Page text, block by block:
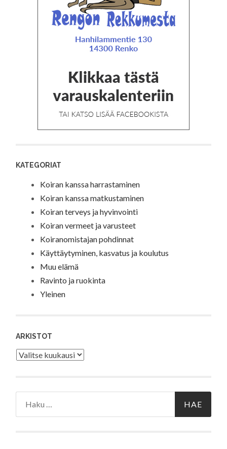
KATEGORIAT
Koiran kanssa harrastaminen
Koiran kanssa matkustaminen
Koiran terveys ja hyvinvointi
Koiran vermeet ja varusteet
Koiranomistajan pohdinnat
Käyttäytyminen, kasvatus ja koulutus
Muu elämä
Ravinto ja ruokinta
Yleinen
ARKISTOT
Arkistot